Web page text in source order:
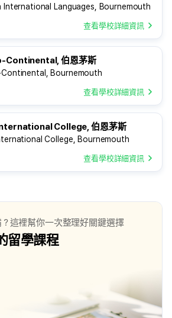
International Languages, Bournemouth
查看學校詳細資訊
Continental, 伯恩茅斯
Bournemouth
查看學校詳細資訊
College, 伯恩茅斯
College, Bournemouth
查看學校詳細資訊
這裡幫你一次整理好關鍵選擇
留學課程